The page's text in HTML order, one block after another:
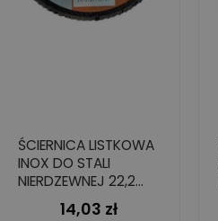
ŚCIERNICA LISTKOWA
INOX DO STALI
NIERDZEWNEJ 22,2
MM X 125 MM
Cena
14,03 zł